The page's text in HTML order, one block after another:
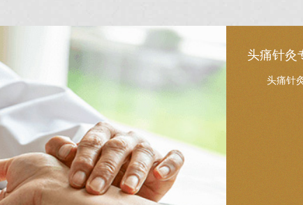
头痛针灸
头痛针